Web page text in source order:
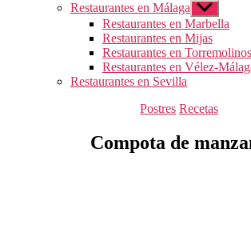
Restaurantes en Málaga Mostrar
el
submenú
Restaurantes en Marbella
Restaurantes en Mijas
Restaurantes en Torremolinos
Restaurantes en Vélez-
Restaurantes en Sevilla
Categorías
Postres Recetas
Compota de